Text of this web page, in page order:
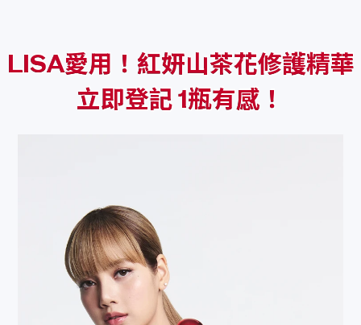
LISA愛用！紅妍山茶花修護精華
立即登記 1瓶有感！